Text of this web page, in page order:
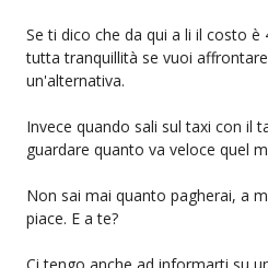
Se ti dico che da qui a li il costo
tutta tranquillità se vuoi
un'alternativa.
Invece quando sali sul taxi con il
guardare quanto va veloce quel
Non sai mai quanto pagherai, a
piace. E a te?